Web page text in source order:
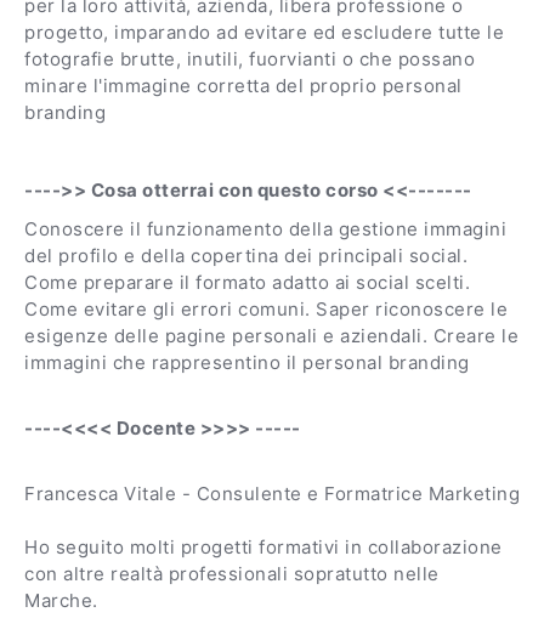
per la loro attività, azienda, libera professione o
progetto, imparando ad evitare ed escludere tutte le
fotografie brutte, inutili, fuorvianti o che possano
minare l'immagine corretta del proprio personal
branding
---->> Cosa otterrai con questo corso <<-------
Conoscere il funzionamento della gestione immagini
del profilo e della copertina dei principali social.
Come preparare il formato adatto ai social scelti.
Come evitare gli errori comuni. Saper riconoscere le
esigenze delle pagine personali e aziendali. Creare le
immagini che rappresentino il personal branding
----<<<< Docente >>>> -----
Francesca Vitale - Consulente e Formatrice Marketing
Ho seguito molti progetti formativi in collaborazione
con altre realtà professionali sopratutto nelle
Marche.